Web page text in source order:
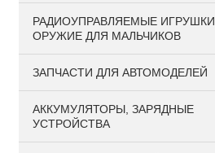
РАДИОУПРАВЛЯЕМЫЕ ИГРУШКИ,
ОРУЖИЕ ДЛЯ МАЛЬЧИКОВ
ЗАПЧАСТИ ДЛЯ АВТОМОДЕЛЕЙ
АККУМУЛЯТОРЫ, ЗАРЯДНЫЕ
УСТРОЙСТВА